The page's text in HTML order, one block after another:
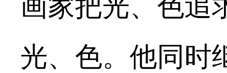
画家把光、色追
光、色。他同时